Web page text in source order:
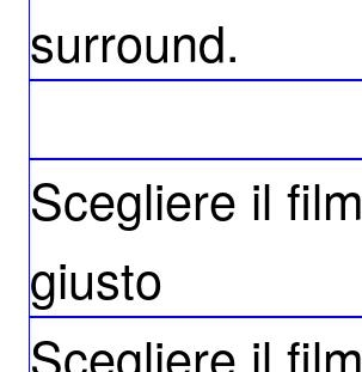
surround.
Scegliere il film
giusto
Scegliere il film